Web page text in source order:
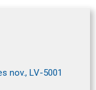
nov., LV-5001